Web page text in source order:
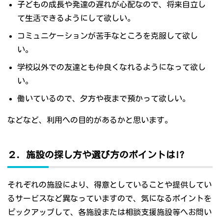
子どもの成長や発達の遅れが心配なので、将来自立し
て生活できるようにして欲しい。
コミュニケーションが苦手なところを克服して欲し
い。
学校以外での友達とも仲良くなれるようになって欲し
い。
働いているので、夕方や夜まで預かって欲しい。
などなど、利用への目的があるかと思います。
２．施設の探し方や選び方のポイントは!?
それぞれの施設により、得意としていることや提供してい
るサービスなど異なっていますので、気になるポイントを
ピックアップして、各施設または相談支援施設等へお問い